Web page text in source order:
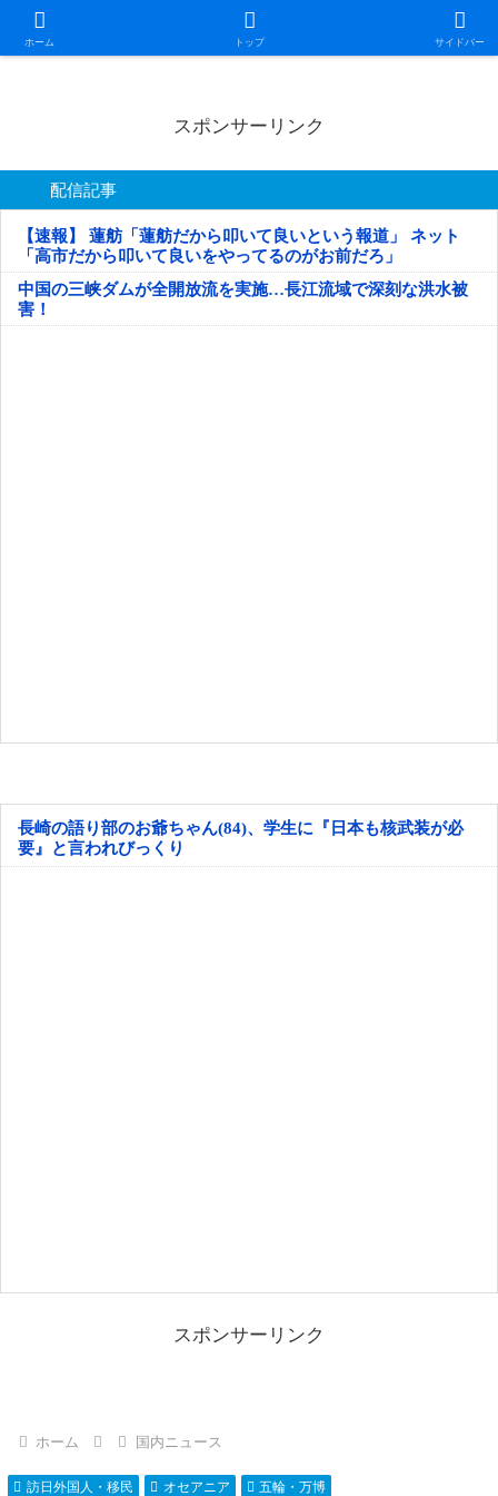
ホーム トップ サイドバー
日本第一！ニュース録
スポンサーリンク
配信記事
【速報】 蓮舫「蓮舫だから叩いて良いという報道」 ネット
「高市だから叩いて良いをやってるのがお前だろ」
中国の三峡ダムが全開放流を実施…長江流域で深刻な洪水被
害！
長崎の語り部のお爺ちゃん(84)、学生に『日本も核武装が必
要』と言われびっくり
スポンサーリンク
ホーム 国内ニュース
訪日外国人・移民 オセアニア 五輪・万博